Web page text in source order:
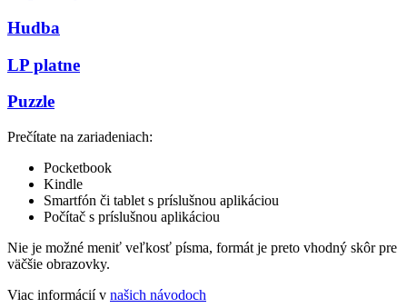
Hudba
LP platne
Puzzle
Prečítate na zariadeniach:
Pocketbook
Kindle
Smartfón či tablet s príslušnou aplikáciou
Počítač s príslušnou aplikáciou
Nie je možné meniť veľkosť písma, formát je preto vhodný skôr pre
väčšie obrazovky.
Viac informácií v našich návodoch